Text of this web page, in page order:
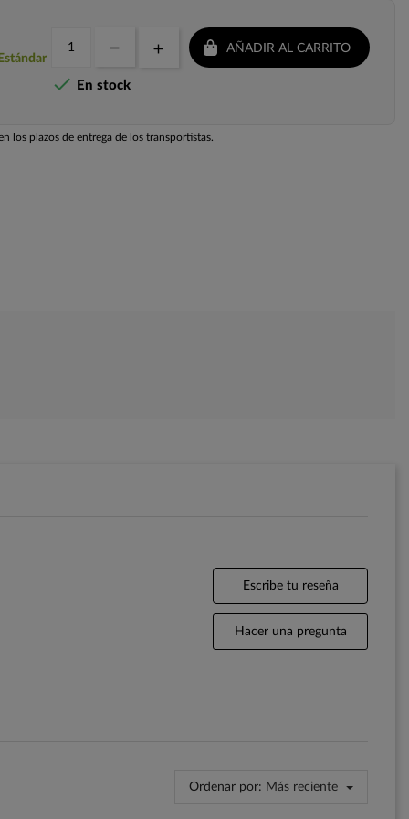
AÑADIR AL CARRITO
 En stock
los plazos de entrega de los transportistas.
Escribe tu reseña
Hacer una pregunta
Ordenar por: Más reciente